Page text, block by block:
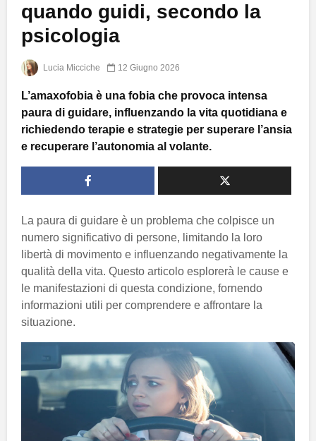
quando guidi, secondo la
psicologia
Lucia Micciche 12 Giugno 2026
L’amaxofobia è una fobia che provoca intensa
paura di guidare, influenzando la vita quotidiana e
richiedendo terapie e strategie per superare l’ansia
e recuperare l’autonomia al volante.
La paura di guidare è un problema che colpisce un
numero significativo di persone, limitando la loro
libertà di movimento e influenzando negativamente la
qualità della vita. Questo articolo esplorerà le cause e
le manifestazioni di questa condizione, fornendo
informazioni utili per comprendere e affrontare la
situazione.